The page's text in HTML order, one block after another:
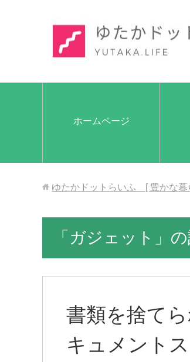
ホームページ
ゆたかドットらいふ [ 豊かな暮
「ガジェット」
書類を捨て
キュメント